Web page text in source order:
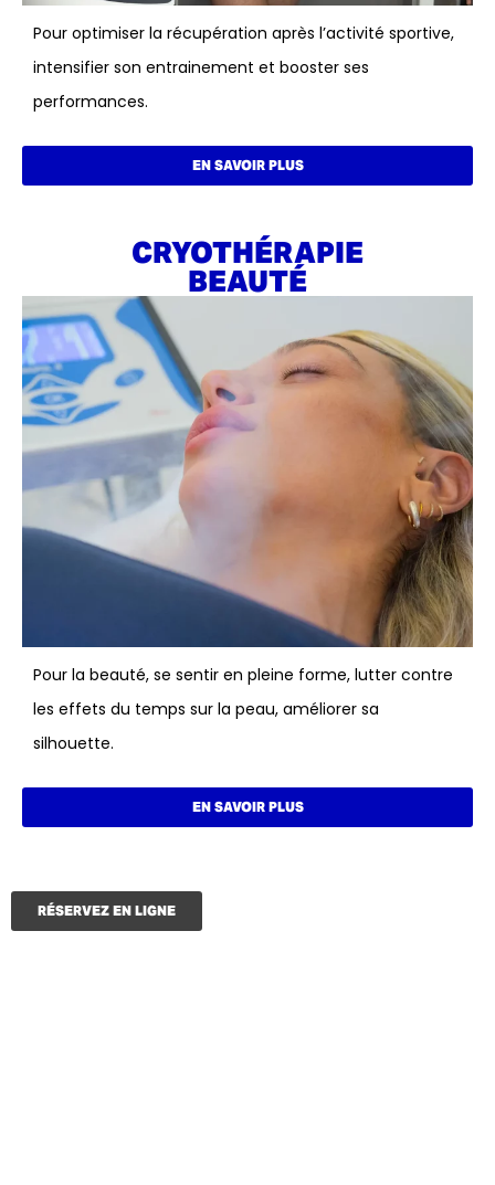
Pour optimiser la récupération après l’activité sportive,
intensifier son entrainement et booster ses
performances.
EN SAVOIR PLUS
CRYOTHÉRAPIE
BEAUTÉ
Pour la beauté, se sentir en pleine forme, lutter contre
les effets du temps sur la peau, améliorer sa
silhouette.
EN SAVOIR PLUS
RÉSERVEZ EN LIGNE